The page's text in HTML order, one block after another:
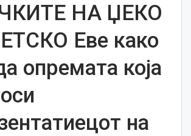
НА ЏЕКО
Еве како
опремата која
на